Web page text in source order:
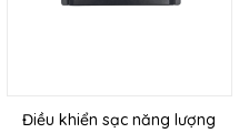
Điều khiển sạc năng lượng